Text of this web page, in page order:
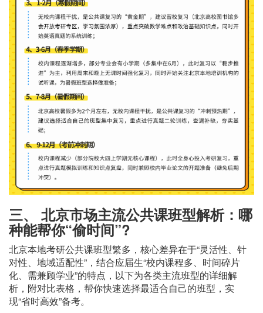
三、 北京市场主流公共课班型解析：哪
种能帮你“偷时间”?
北京本地考研公共课班型繁多，核心差异在于“灵活性、针
对性、地域适配性”，结合应届生“校内课程多、时间碎片
化、需兼顾学业”的特点，以下为各类主流班型的详细解
析，附对比表格，帮你快速选择最适合自己的班型，实
现“省时高效”备考。